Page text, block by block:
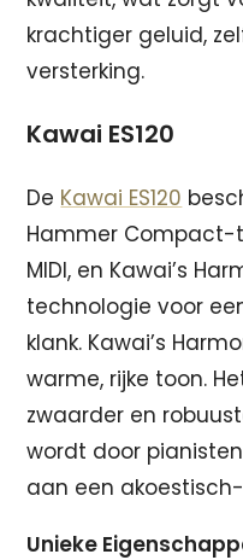
krachtiger geluid,
versterking.
Kawai ES120
De Kawai ES120
Hammer Compact-
MIDI, en Kawai’s
technologie voor
klank. Kawai’s
warme, rijke toon.
zwaarder en
wordt door
aan een
Unieke